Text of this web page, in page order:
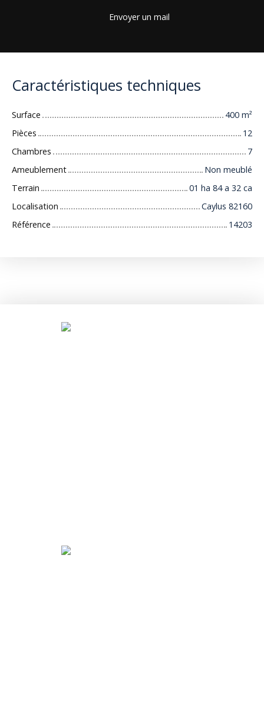
Envoyer un mail
Caractéristiques techniques
Surface 400 m²
Pièces
12
Chambres
7
Ameublement
Non meublé
Terrain
01 ha 84 a 32 ca
Localisation
Caylus 82160
Référence
14203